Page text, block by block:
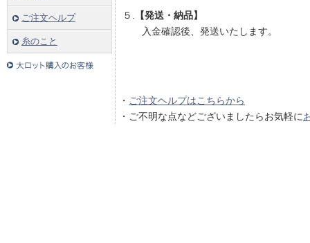
ご注文ヘルプ
糸のこと
５. 【発送・納品】
入金確認後、発送いたします。
・ ご注文ヘルプはこちらから
・ご不明な点などございましたらお気軽に